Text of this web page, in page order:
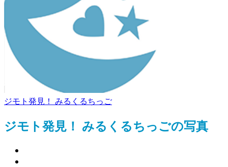
ジモト発見！ みるくるちっご
ジモト発見！ みるくるちっごの写真